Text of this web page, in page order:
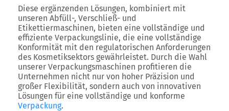
Diese ergänzenden Lösungen, kombiniert mit
unseren Abfüll-, Verschließ- und
Etikettiermaschinen, bieten eine vollständige und
effiziente Verpackungslinie, die eine vollständige
Konformität mit den regulatorischen Anforderungen
des Kosmetiksektors gewährleistet. Durch die Wahl
unserer Verpackungsmaschinen profitieren die
Unternehmen nicht nur von hoher Präzision und
großer Flexibilität, sondern auch von innovativen
Lösungen für eine vollständige und konforme
Verpackung.